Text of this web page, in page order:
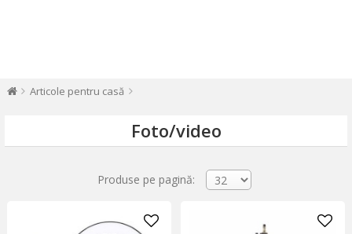
Articole pentru casă
Foto/video
Produse pe pagină: